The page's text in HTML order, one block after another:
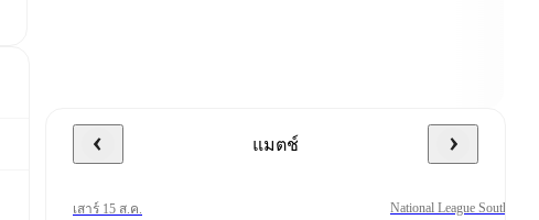
แมตช์
เสาร์ 15 ส.ค. National League South